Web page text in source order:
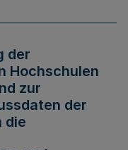
der
Hochschulen
zur
der
die